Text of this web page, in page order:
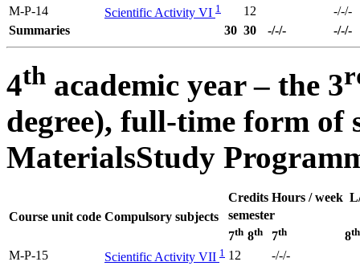
M-P-14
Scientific Activity VI 1 12
-/-/-
Summaries
30 30 -/-/- -/-/-
4th academic year – the 3
degree), full-time form of
MaterialsStudy
Course unit code Compulsory subjects
Credits Hours / week
semester
7th 8th 7th 8th
M-P-15 Scientific Activity VII 1 12
-/-/-